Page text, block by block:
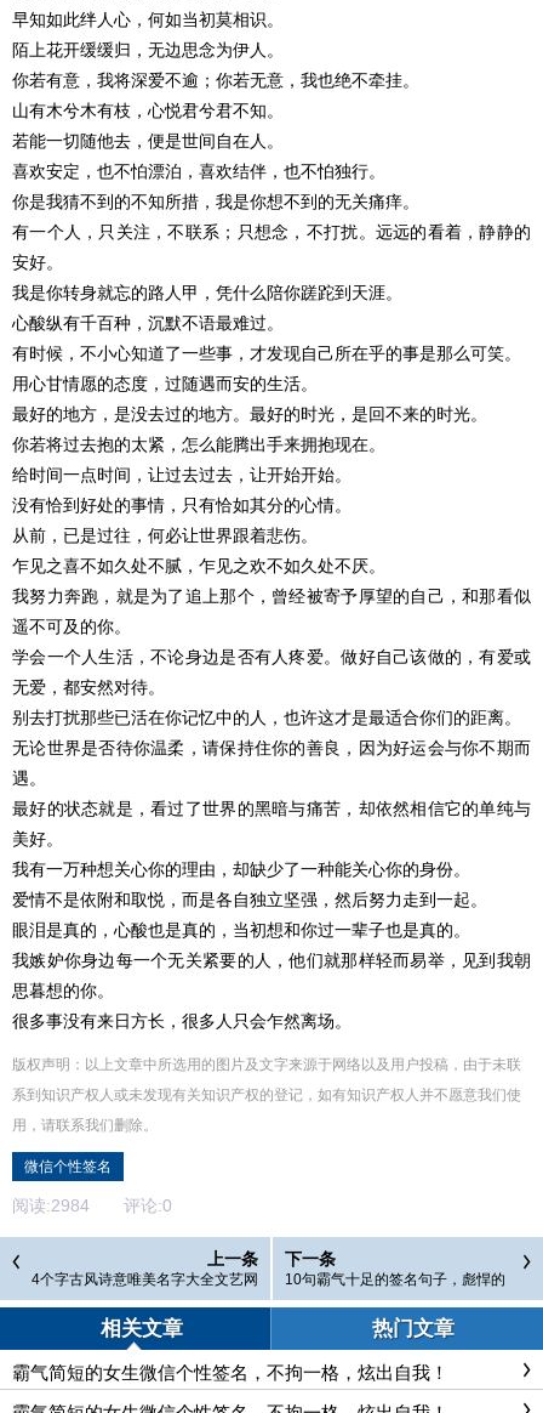
早知如此绊人心，何如当初莫相识。
陌上花开缓缓归，无边思念为伊人。
你若有意，我将深爱不逾；你若无意，我也绝不牵挂。
山有木兮木有枝，心悦君兮君不知。
若能一切随他去，便是世间自在人。
喜欢安定，也不怕漂泊，喜欢结伴，也不怕独行。
你是我猜不到的不知所措，我是你想不到的无关痛痒。
有一个人，只关注，不联系；只想念，不打扰。远远的看着，静静的
安好。
我是你转身就忘的路人甲，凭什么陪你蹉跎到天涯。
心酸纵有千百种，沉默不语最难过。
有时候，不小心知道了一些事，才发现自己所在乎的事是那么可笑。
用心甘情愿的态度，过随遇而安的生活。
最好的地方，是没去过的地方。最好的时光，是回不来的时光。
你若将过去抱的太紧，怎么能腾出手来拥抱现在。
给时间一点时间，让过去过去，让开始开始。
没有恰到好处的事情，只有恰如其分的心情。
从前，已是过往，何必让世界跟着悲伤。
乍见之喜不如久处不腻，乍见之欢不如久处不厌。
我努力奔跑，就是为了追上那个，曾经被寄予厚望的自己，和那看似
遥不可及的你。
学会一个人生活，不论身边是否有人疼爱。做好自己该做的，有爱或
无爱，都安然对待。
别去打扰那些已活在你记忆中的人，也许这才是最适合你们的距离。
无论世界是否待你温柔，请保持住你的善良，因为好运会与你不期而
遇。
最好的状态就是，看过了世界的黑暗与痛苦，却依然相信它的单纯与
美好。
我有一万种想关心你的理由，却缺少了一种能关心你的身份。
爱情不是依附和取悦，而是各自独立坚强，然后努力走到一起。
眼泪是真的，心酸也是真的，当初想和你过一辈子也是真的。
我嫉妒你身边每一个无关紧要的人，他们就那样轻而易举，见到我朝
思暮想的你。
很多事没有来日方长，很多人只会乍然离场。
版权声明：以上文章中所选用的图片及文字来源于网络以及用户投稿，由于未联
系到知识产权人或未发现有关知识产权的登记，如有知识产权人并不愿意我们使
用，请联系我们删除
微信个性签名
阅读:2984 评论:0
上一条
4个字古风诗意唯美名字大全文艺网
下一条
10句霸气十足的签名句子，彪悍的
相关文章 热门文章
霸气简短的女生微信个性签名，不拘一格，炫出自我！